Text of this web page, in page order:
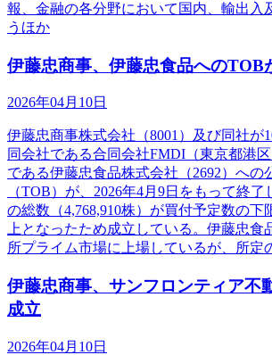
報、金融の各分野において国内、輸出入
うほか
伊藤忠商事、伊藤忠食品へのTOB
2026年04月10日
伊藤忠商事株式会社（8001）及び同社が
同会社である合同会社FMDI（東京都港
である伊藤忠食品株式会社（2692）への
（TOB）が、2026年4月9日をもって終
の総数（4,768,910株）が買付予定数の下
上となったため成立している。伊藤忠食
所プライム市場に上場しているが、所定
伊藤忠商事、サンフロンティア不
成立
2026年04月10日